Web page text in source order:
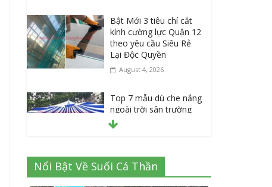
kính cường lực Quận 12
theo yêu cầu Siêu Rẻ
Lại Độc Quyền
August 4, 2026
ngoài trời sân trường
siêu bền được các
trường sử dụng nhiều
nhất
Danh sách 8 đại lý bán
Nổi Bật Về Suối Cá Thần